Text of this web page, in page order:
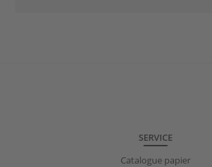
SERVICE
Catalogue papier